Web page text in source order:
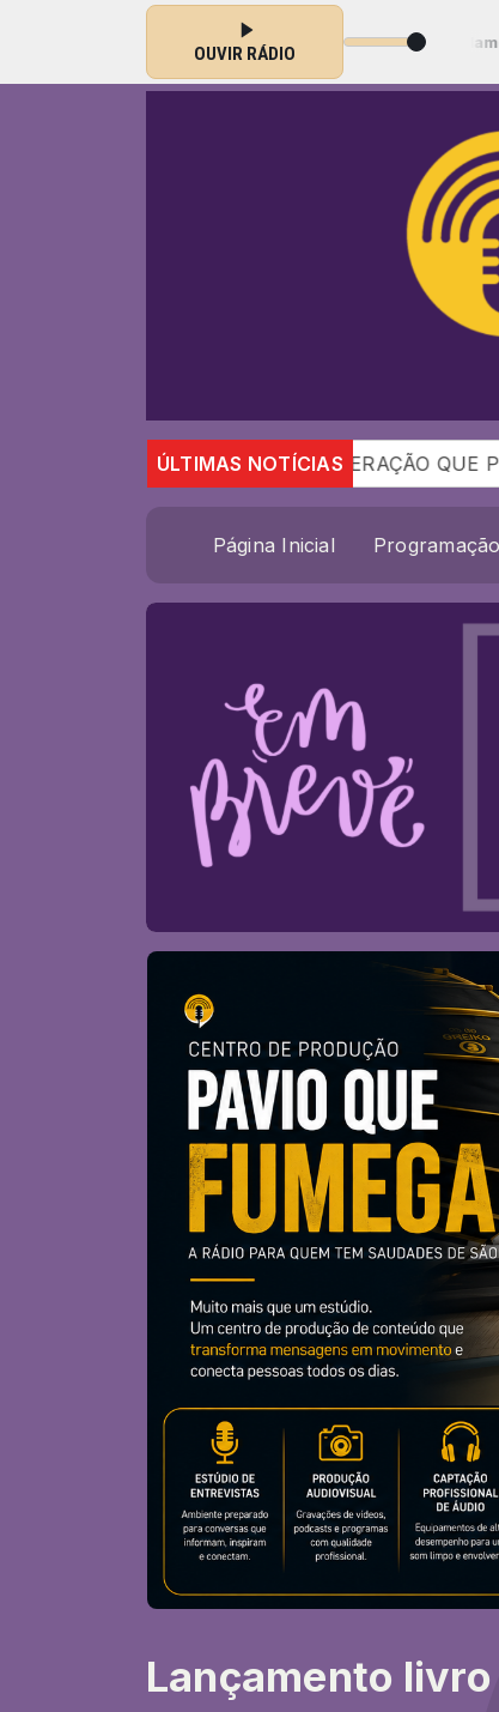
OUVIR RÁDIO
Tocando agora: Graças te damos - Ministério
ÚLTIMAS NOTÍCIAS
A GERAÇÃO QUE PERDEU A
Página Inicial Programação
Lançamento livro